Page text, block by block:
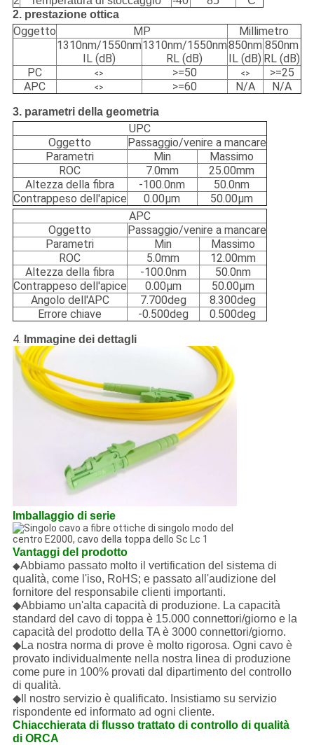
2. prestazione ottica
Oggetto MP
Millimetro
1310nm/1550nm
IL (dB)
1310nm/1550nm
RL (dB)
850nm
IL (dB)
850nm
RL (dB)
PC
<> >=50 <>
>=25
APC
<> >=60 N/A N/A
3. parametri della geometria
UPC
Oggetto
Passaggio/venire a mancare
Parametri
Min
Massimo
ROC
7.0mm
25.00mm
Altezza della fibra
-100.0nm
50.0nm
Contrappeso dell'apice
0.00μm
50.00μm
APC
Oggetto
Passaggio/venire a mancare
Parametri
Min
Massimo
ROC
5.0mm
12.00mm
Altezza della fibra
-100.0nm
50.0nm
Contrappeso dell'apice
0.00μm
50.00μm
Angolo dell'APC
7.700deg
8.300deg
Errore chiave
-0.500deg
0.500deg
4. Immagine dei dettagli
Imballaggio di serie
Vantaggi del prodotto
◆Abbiamo passato molto il vertification del sistema di
qualità, come l'iso, RoHS; e passato all'audizione del
fornitore del responsabile clienti importanti.
◆Abbiamo un'alta capacità di produzione. La capacità
standard del cavo di toppa è 15.000 connettori/giorno e la
capacità del prodotto della TA è 3000 connettori/giorno.
◆La nostra norma di prove è molto rigorosa. Ogni cavo è
provato individualmente nella nostra linea di produzione
come pure in 100% provati dal dipartimento del controllo
di qualità.
◆Il nostro servizio è qualificato. Insistiamo su servizio
rispondente ed informato ad ogni cliente.
Chiacchierata di flusso trattato di controllo di qualità
di ORCA